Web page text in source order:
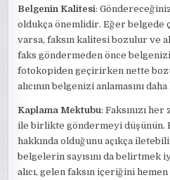
Belgenin Kalitesi:
oldukça önemlidir. Eğer belgede
varsa, faksın kalitesi bozulur ve
faks göndermeden önce
fotokopiden geçirirken nette
alıcının belgenizi anlamasını
Kaplama Mektubu: Faksınızı
ile birlikte göndermeyi düşünün.
hakkında olduğunu açıkça
belgelerin sayısını da belirtmek
alıcı, gelen faksın içeriğini